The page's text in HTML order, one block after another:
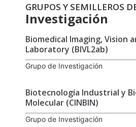
GRUPOS Y SEMILLEROS
Investigación
Biomedical Imaging, Vision
Laboratory (BIVL2ab)
Grupo de Investigación
Biotecnología Industrial y
Molecular (CINBIN)
Grupo de Investigación